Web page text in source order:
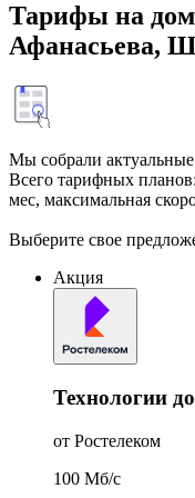
Тарифы на
Афанасьева,
Мы собрали
Всего тарифных
мес, максимальная
Выберите свое
Акция
Технологии
от Ростелеком
100 Мб/c